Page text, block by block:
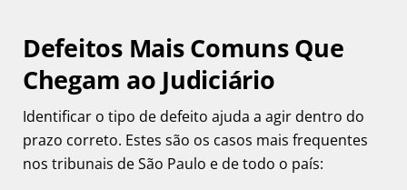
Defeitos Mais Comuns Que
Chegam ao Judiciário
Identificar o tipo de defeito ajuda a agir dentro do
prazo correto. Estes são os casos mais frequentes
nos tribunais de São Paulo e de todo o país: